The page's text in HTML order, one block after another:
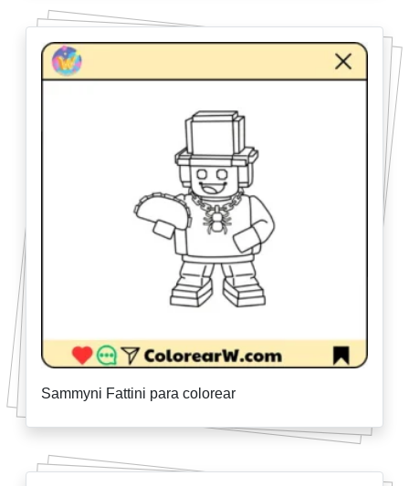
Sammyni Fattini para colorear